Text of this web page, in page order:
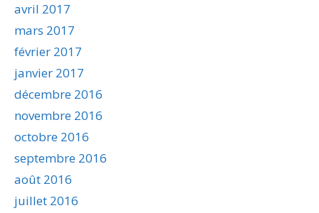
avril 2017
mars 2017
février 2017
janvier 2017
décembre 2016
novembre 2016
octobre 2016
septembre 2016
août 2016
juillet 2016